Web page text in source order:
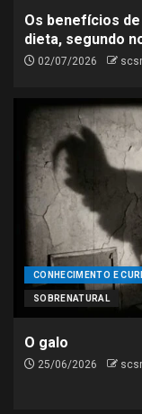
Os benefícios
dieta, segundo
02/07/2026
CONHECIMENTO E
SOBRENATURAL
O galo
25/06/2026